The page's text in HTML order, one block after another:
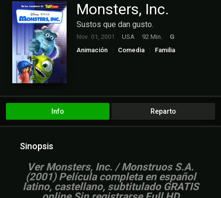
Monsters, Inc.
Sustos que dan gusto.
Nov. 01, 2001 USA 92 Min.
G
Animación
Comedia Familia
Info Reparto
Sinopsis
Ver Monsters, Inc. / Monstruos S.A.
(2001) Película completa en español
latino, castellano, subtitulado GRATIS